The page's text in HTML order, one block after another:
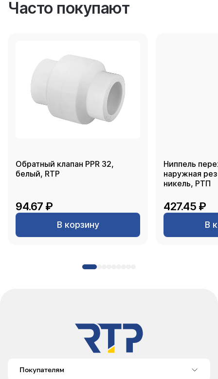
Часто покупают
Обратный клапан PPR 32,
белый, RTP
94.67 ₽
В корзину
Ниппель
наружная
никель, РТП
427.45 ₽
В
Покупателям